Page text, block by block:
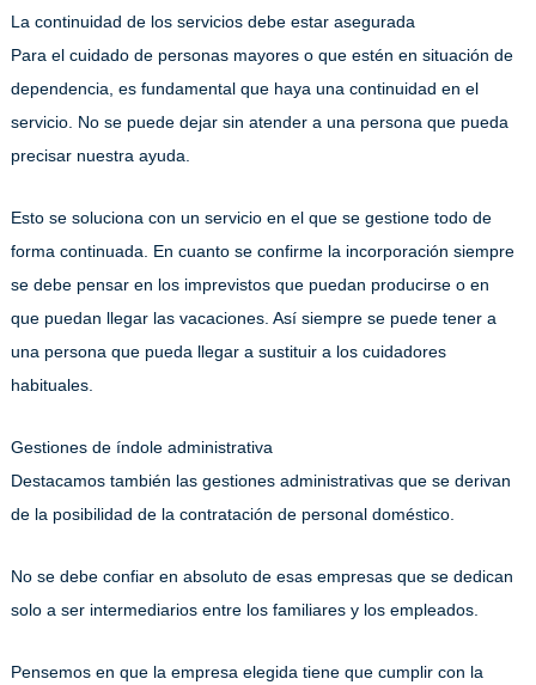
La continuidad de los servicios debe estar asegurada
Para el cuidado de personas mayores o que estén en situación de
dependencia, es fundamental que haya una continuidad en el
servicio. No se puede dejar sin atender a una persona que pueda
precisar nuestra ayuda.
Esto se soluciona con un servicio en el que se gestione todo de
forma continuada. En cuanto se confirme la incorporación siempre
se debe pensar en los imprevistos que puedan producirse o en
que puedan llegar las vacaciones. Así siempre se puede tener a
una persona que pueda llegar a sustituir a los cuidadores
habituales.
Gestiones de índole administrativa
Destacamos también las gestiones administrativas que se derivan
de la posibilidad de la contratación de personal doméstico.
No se debe confiar en absoluto de esas empresas que se dedican
solo a ser intermediarios entre los familiares y los empleados.
Pensemos en que la empresa elegida tiene que cumplir con la